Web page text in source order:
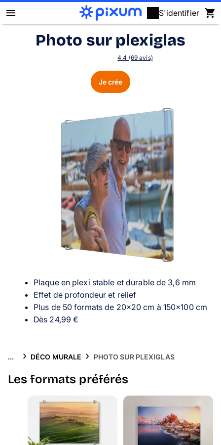
S'identifier
Livre photo Pixum
Calendrier photo
Collection Voyage 🌊
FAQ & Service client
Photo sur plexiglas
4.4 (69 avis)
Plaque en plexi stable et durable de 3,6 mm
Effet de profondeur et relief
Plus de 50 formats de 20×20 cm à 150×100 cm
Dès 24,99 €
Je crée
... DÉCO MURALE PHOTO SUR PLEXIGLAS
Les formats préférés